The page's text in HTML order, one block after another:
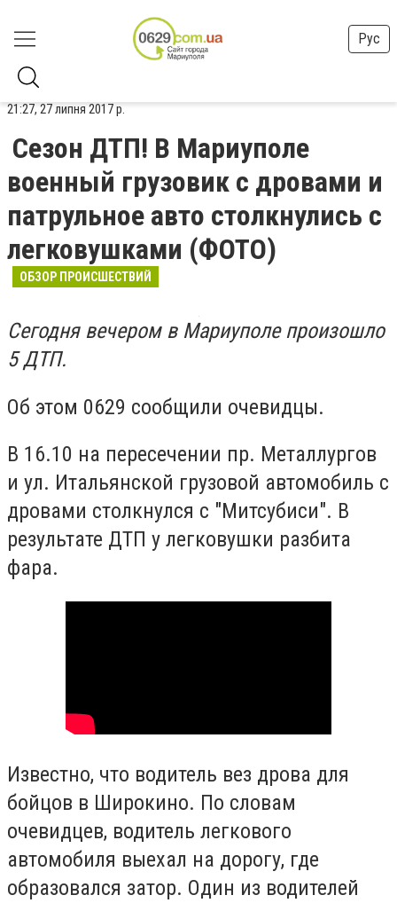
Рус
21:27, 27 липня 2017 р.
Сезон ДТП! В Мариуполе
военный грузовик с дровами и
патрульное авто столкнулись с
легковушками (ФОТО)
ОБЗОР ПРОИСШЕСТВИЙ
Сегодня вечером в Мариуполе произошло
5 ДТП.
Об этом 0629 сообщили очевидцы.
В 16.10 на пересечении пр. Металлургов
и ул. Итальянской грузовой автомобиль с
дровами столкнулся с "Митсубиси". В
результате ДТП у легковушки разбита
фара.
Известно, что водитель вез дрова для
бойцов в Широкино. По словам
очевидцев, водитель легкового
автомобиля выехал на дорогу, где
образовался затор. Один из водителей